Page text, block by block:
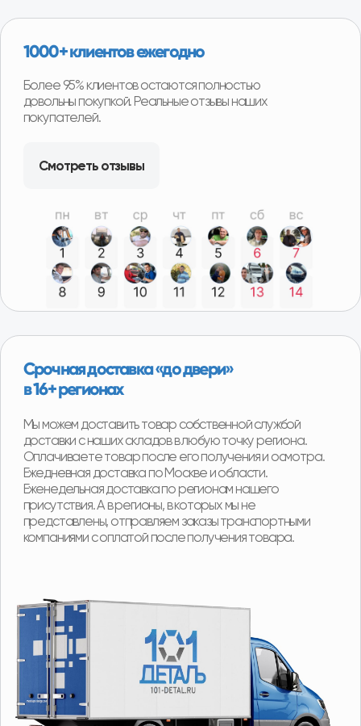
любом регионе нашего присутствия и сразу получить
Программа утилизации
При покупке детали вы можете получить скидку
от 2000р до 8000р за сдачу вашего Б/У
Получить консультацию